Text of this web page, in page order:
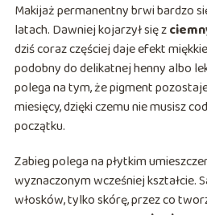
Makijaż permanentny brwi bardzo
latach. Dawniej kojarzył się z
dziś coraz częściej daje efekt
podobny do delikatnej henny albo
polega na tym, że pigment
miesięcy, dzięki czemu nie musisz
początku.
Zabieg polega na płytkim
wyznaczonym wcześniej kształcie.
włosków, tylko skórę, przez co